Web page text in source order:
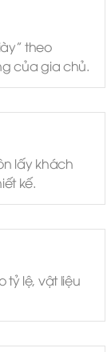
theo
của gia chủ.
lấy khách
kế.
tỷ lệ, vật liệu